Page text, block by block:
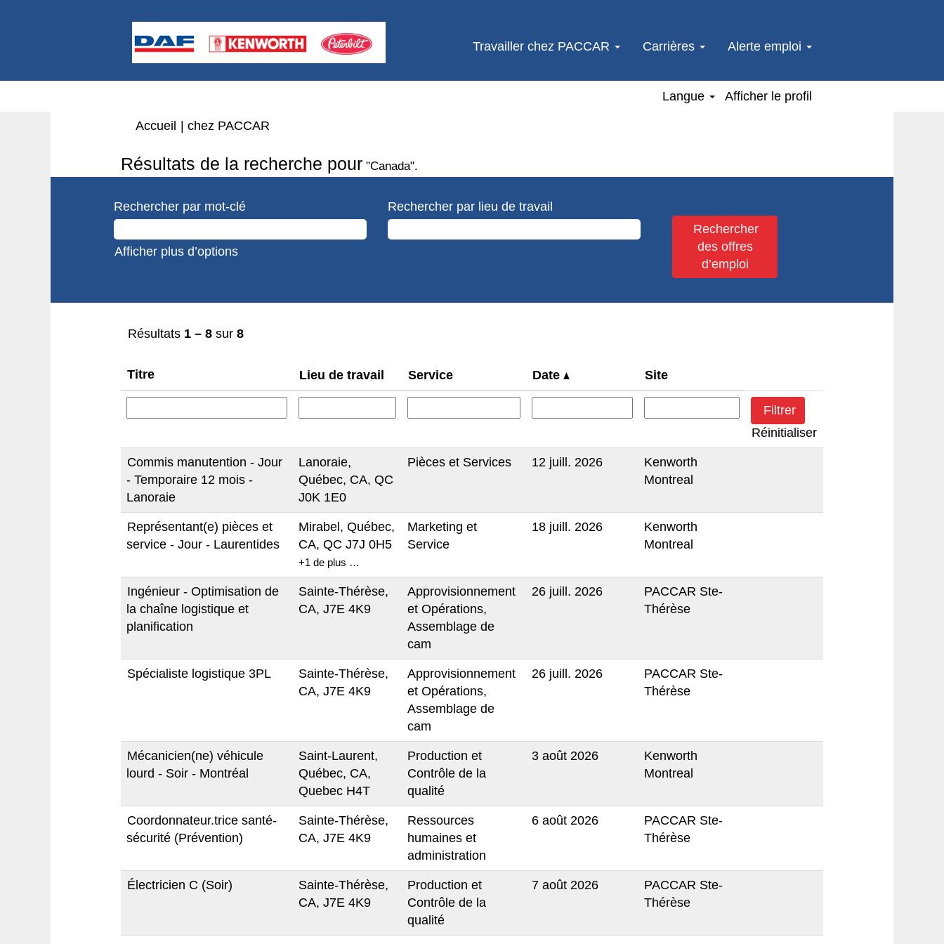
Travailler chez PACCAR Carrières Alerte emploi
Langue Afficher le profil
Accueil | chez PACCAR
Résultats de la recherche pour "Canada".
Rechercher par mot-clé Rechercher par lieu de travail
Afficher plus d’options
Résultats 1 – 8 sur 8
Titre Lieu de travail Service Date Site
Réinitialiser
Commis manutention - Jour
- Temporaire 12 mois -
Lanoraie
Lanoraie,
Québec, CA, QC
J0K 1E0
Pièces et Services 12 juill. 2026
Kenworth
Montreal
Représentant(e) pièces et
service - Jour - Laurentides
Mirabel, Québec,
CA, QC J7J 0H5
+1 de plus …
Marketing et
Service
18 juill. 2026
Kenworth
Montreal
Ingénieur - Optimisation de
la chaîne logistique et
planification
Sainte-Thérèse,
CA, J7E 4K9
Approvisionnement
et Opérations,
Assemblage de
cam
26 juill. 2026
PACCAR Ste-
Thérèse
Spécialiste logistique 3PL
Sainte-Thérèse,
CA, J7E 4K9
Approvisionnement
et Opérations,
Assemblage de
cam
26 juill. 2026
PACCAR Ste-
Thérèse
Mécanicien(ne) véhicule
lourd - Soir - Montréal
Saint-Laurent,
Québec, CA,
Quebec H4T
Production et
Contrôle de la
qualité
3 août 2026
Kenworth
Montreal
Coordonnateur.trice santé-
sécurité (Prévention)
Sainte-Thérèse,
CA, J7E 4K9
Ressources
humaines et
administration
6 août 2026
PACCAR Ste-
Thérèse
Électricien C (Soir)
Sainte-Thérèse,
CA, J7E 4K9
Production et
Contrôle de la
qualité
7 août 2026
PACCAR Ste-
Thérèse